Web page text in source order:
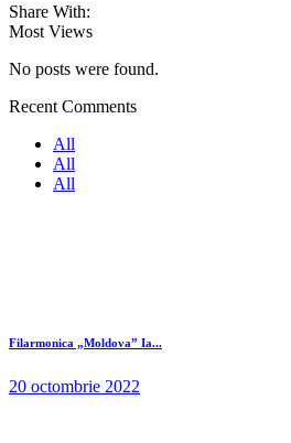
Share With:
Most Views
No posts were found.
Recent Comments
All
All
All
Filarmonica „Moldova” Ia...
20 octombrie 2022